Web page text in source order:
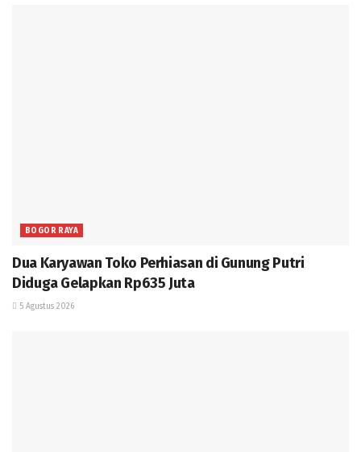
BOGOR RAYA
Dua Karyawan Toko Perhiasan di Gunung Putri
Diduga Gelapkan Rp635 Juta
5 Agustus 2026